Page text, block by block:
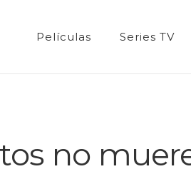
Películas Series TV
no